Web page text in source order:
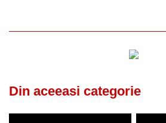
Din aceeasi categorie